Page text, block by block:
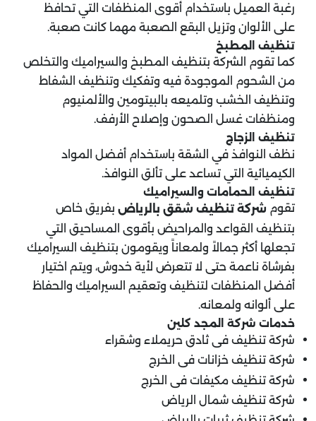
رغبة العميل باستخدام أقوى المنظفات التي تحافظ
على الألوان وتزيل البقع الصعبة مهما كانت صعبة.
تنظيف المطبخ
كما تقوم الشركة بتنظيف المطبخ والسيراميك والتخلص
من الشحوم الموجودة فيه وتفكيك وتنظيف الشفاط
وتنظيف الخشب وتلميعه بالبيتومين والألمنيوم
ومنظفات غسل الصحون وإصلاح الأرفف.
تنظيف الزجاج
نظف النوافذ في الشقة باستخدام أفضل المواد
الكيميائية التي تساعد على تألق النوافذ.
تنظيف الحمامات والسيراميك
تقوم شركة تنظيف شقق بالرياض بفريق خاص
بتنظيف القواعد والمراحيض بأقوى المساحيق التي
تجعلها أكثر جمالاً ولمعاناً ويقومون بتنظيف السيراميك
بفرشاة ناعمة حتى لا تتعرض لأية خدوش، ويتم اختيار
أفضل المنظفات لتنظيف وتعقيم السيراميك والحفاظ
على ألوانه ولمعانه.
خدمات شركة المجد كلين
شركة تنظيف فى ثادق حريملاء وشقراء
شركة تنظيف خزانات فى الخرج
شركة تنظيف مكيفات فى الخرج
شركة تنظيف شمال الرياض